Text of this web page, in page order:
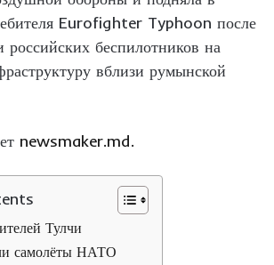
Eurofighter Typhoon после
российских беспилотников на
вблизи румынской
newsmaker.md.
Тулчи
самолёты НАТО